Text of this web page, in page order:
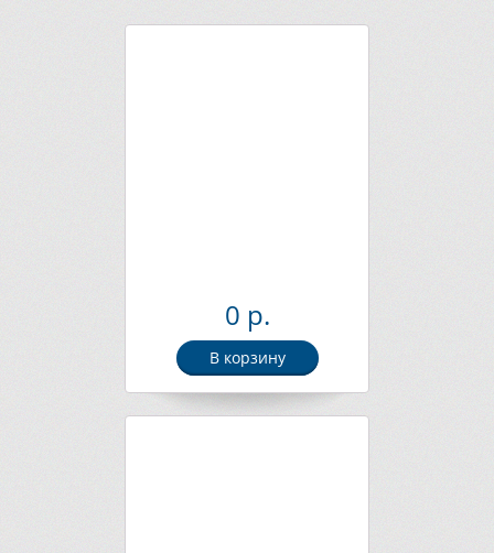
0 р.
В корзину